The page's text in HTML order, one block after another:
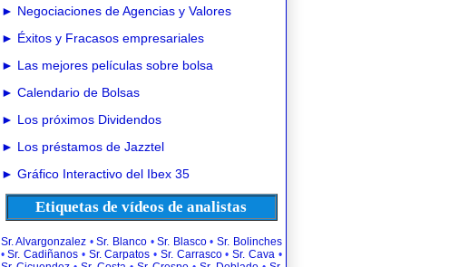
► Negociaciones de Agencias y Valores
► Éxitos y Fracasos empresariales
► Las mejores películas sobre bolsa
► Calendario de Bolsas
► Los próximos Dividendos
► Los préstamos de Jazztel
► Gráfico Interactivo del Ibex 35
Etiquetas de vídeos de analistas
Sr. Alvargonzalez •Sr. Blanco•Sr. Blasco• Sr. Bolinches
•Sr. Cadiñanos • Sr. Carpatos • Sr. Carrasco• Sr. Cava•